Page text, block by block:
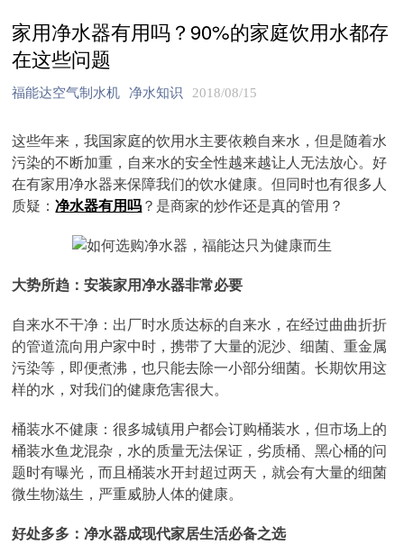
家用净水器有用吗？90%的家庭饮用水都存
在这些问题
福能达空气制水机 净水知识 2018/08/15
这些年来，我国家庭的饮用水主要依赖自来水，但是随着水
污染的不断加重，自来水的安全性越来越让人无法放心。好
在有家用净水器来保障我们的饮水健康。但同时也有很多人
质疑：净水器有用吗 ？是商家的炒作还是真的管用？
大势所趋：安装家用净水器非常必要
自来水不干净：出厂时水质达标的自来水，在经过曲曲折折
的管道流向用户家中时，携带了大量的泥沙、细菌、重金属
污染等，即便煮沸，也只能去除一小部分细菌。长期饮用这
样的水，对我们的健康危害很大。
桶装水不健康：很多城镇用户都会订购桶装水，但市场上的
桶装水鱼龙混杂，水的质量无法保证，劣质桶、黑心桶的问
题时有曝光，而且桶装水开封超过两天，就会有大量的细菌
微生物滋生，严重威胁人体的健康。
好处多多：净水器成现代家居生活必备之选